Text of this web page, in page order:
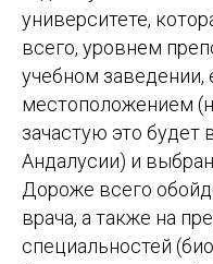
университете,
всего, уровнем
учебном заведении,
местоположением
зачастую это будет
Андалусии) и
Дороже всего
врача, а также на
специальностей
Переезд
Программы
+34
Студенческая виза
Документы
Новости
Среднее образование
Высшее образование
Языковые курсы
Летние программы